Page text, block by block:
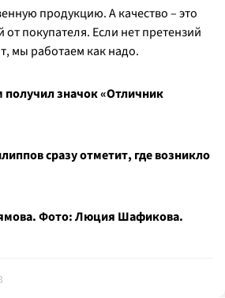
продукцию. А качество – это
от покупателя. Если нет претензий
мы работаем как надо.
получил значок «Отличник
сразу отметит, где возникло
Фото: Люция Шафикова.